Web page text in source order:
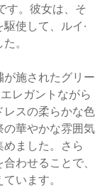
す。彼女は、そ
使して、ルイ·
。
施されたグリー
レガントながら
レスの柔らかな色
華やかな雰囲気
ました。さら
わせることで、
います。